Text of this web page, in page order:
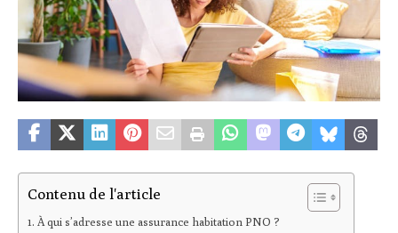
Contenu de l'article
À qui s’adresse une assurance habitation PNO ?